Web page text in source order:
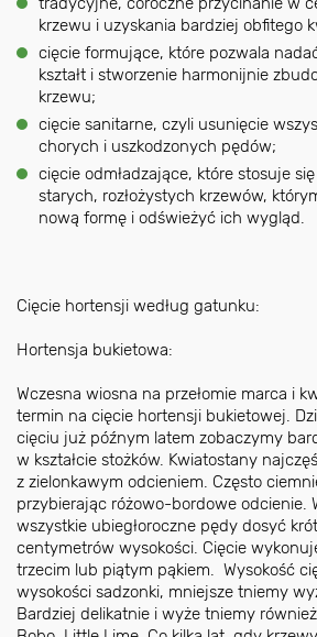
krzewu i uzyskania bardziej obfitego
cięcie formujące, które pozwala
kształt i stworzenie harmonijnie
krzewu;
cięcie sanitarne, czyli usunięcie
chorych i uszkodzonych pędów;
cięcie odmładzające, które stosuje
starych, rozłożystych krzewów,
nową formę i odświeżyć ich wygląd.
Cięcie hortensji według gatunku:
Hortensja bukietowa:
Wczesna wiosna na przełomie marca i
termin na cięcie hortensji bukietowej.
cięciu już późnym latem zobaczymy
w kształcie stożków. Kwiatostany
z zielonkawym odcieniem. Często
przybierając różowo-bordowe odcienie.
wszystkie ubiegłoroczne pędy dosyć
centymetrów wysokości. Cięcie
trzecim lub piątym pąkiem. Wysokość
wysokości sadzonki, mniejsze tniemy
Bardziej delikatnie i wyże tniemy